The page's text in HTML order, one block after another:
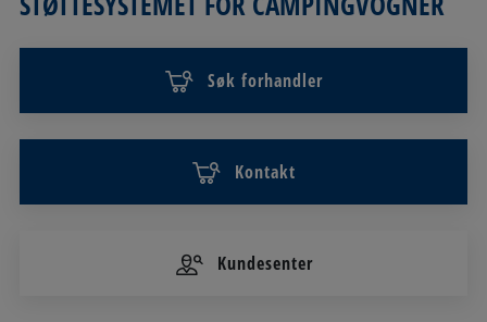
Søk forhandler
Kontakt
Kundesenter